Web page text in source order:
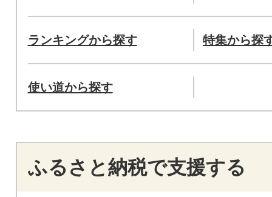
ランキングから探す 特集から探
使い道から探す
ふるさと納税で支援する